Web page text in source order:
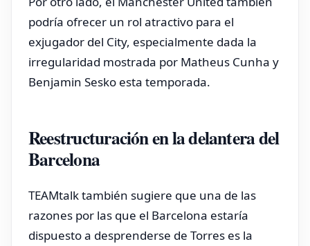
podría ofrecer un rol atractivo para el
exjugador del City, especialmente dada la
irregularidad mostrada por Matheus Cunha y
Benjamin Sesko esta temporada.
Reestructuración en la delantera del
Barcelona
TEAMtalk también sugiere que una de las
razones por las que el Barcelona estaría
dispuesto a desprenderse de Torres es la